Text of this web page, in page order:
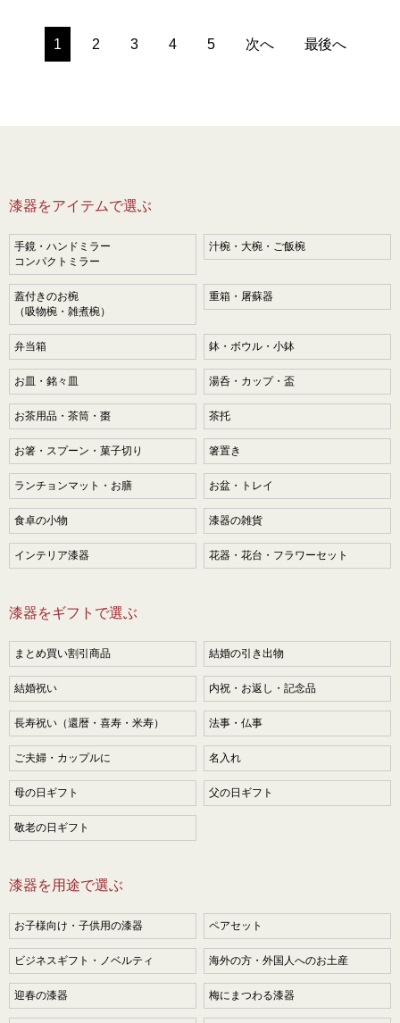
1 2 3 4 5 次へ 最後へ
漆器をアイテムで選ぶ
手鏡・ハンドミラー
コンパクトミラー
汁椀・大椀・ご飯椀
蓋付きのお椀
（吸物椀・雑煮椀）
重箱・屠蘇器
弁当箱 鉢・ボウル・小鉢
お皿・銘々皿 湯呑・カップ・盃
お茶用品・茶筒・棗 茶托
お箸・スプーン・菓子切り 箸置き
ランチョンマット・お膳 お盆・トレイ
食卓の小物 漆器の雑貨
インテリア漆器 花器・花台・フラワーセット
漆器をギフトで選ぶ
まとめ買い割引商品 結婚の引き出物
結婚祝い 内祝・お返し・記念品
長寿祝い（還暦・喜寿・米寿） 法事・仏事
ご夫婦・カップルに 名入れ
母の日ギフト 父の日ギフト
敬老の日ギフト
漆器を用途で選ぶ
お子様向け・子供用の漆器 ペアセット
ビジネスギフト・ノベルティ 海外の方・外国人へのお土産
迎春の漆器 梅にまつわる漆器